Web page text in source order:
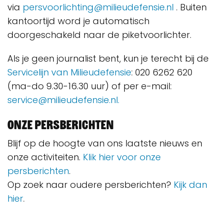
via persvoorlichting@milieudefensie.nl . Buiten
kantoortijd word je automatisch
doorgeschakeld naar de piketvoorlichter.
Als je geen journalist bent, kun je terecht bij de
Servicelijn van Milieudefensie: 020 6262 620
(ma-do 9.30-16.30 uur) of per e-mail:
service@milieudefensie.nl.
Onze persberichten
Blijf op de hoogte van ons laatste nieuws en
onze activiteiten. Klik hier voor onze
persberichten.
Op zoek naar oudere persberichten? Kijk dan
hier.